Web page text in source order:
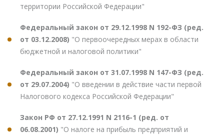
территории Российской Федерации"
Федеральный закон от 29.12.1998 N 192-ФЗ (ред.
от 03.12.2008) "О первоочередных мерах в области
бюджетной и налоговой политики"
Федеральный закон от 31.07.1998 N 147-ФЗ (ред.
от 29.07.2004) "О введении в действие части первой
Налогового кодекса Российской Федерации"
Закон РФ от 27.12.1991 N 2116-1 (ред. от
06.08.2001) "О налоге на прибыль предприятий и